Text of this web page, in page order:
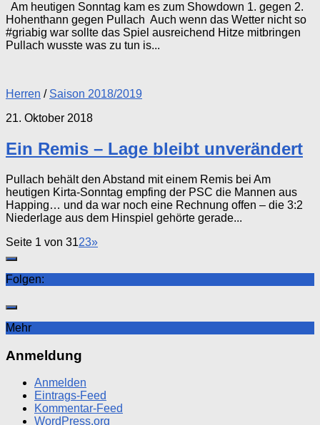
Am heutigen Sonntag kam es zum Showdown 1. gegen 2.
Hohenthann gegen Pullach Auch wenn das Wetter nicht so
#griabig war sollte das Spiel ausreichend Hitze mitbringen
Pullach wusste was zu tun is...
Herren / Saison 2018/2019
21. Oktober 2018
Ein Remis – Lage bleibt unverändert
Pullach behält den Abstand mit einem Remis bei Am
heutigen Kirta-Sonntag empfing der PSC die Mannen aus
Happing… und da war noch eine Rechnung offen – die 3:2
Niederlage aus dem Hinspiel gehörte gerade...
Seite 1 von 3123»
Folgen:
Mehr
Anmeldung
Anmelden
Eintrags-Feed
Kommentar-Feed
WordPress.org